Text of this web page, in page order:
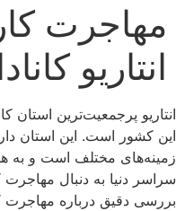
مهاجرت
انتاریو کانادا
انتاریو پرجمعیت‌ترین استان
این کشور است. این استان
زمینه‌های مختلف است و به
سراسر دنیا به دنبال مهاجرت
بررسی دقیق درباره مهاجرت